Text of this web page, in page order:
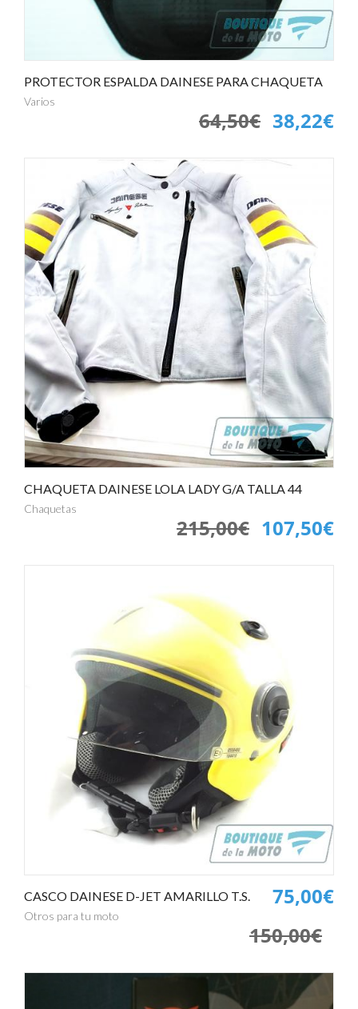
PROTECTOR ESPALDA DAINESE PARA CHAQUETA
Varios
38,22€
64,50€
CHAQUETA DAINESE LOLA LADY G/A TALLA 44
Chaquetas
107,50€
215,00€
CASCO DAINESE D-JET AMARILLO T.S.
Otros para tu moto
75,00€
150,00€